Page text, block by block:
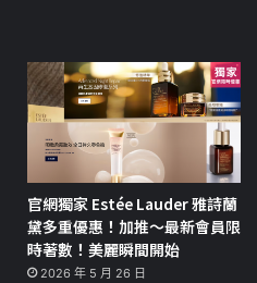
官網獨家 Estée Lauder 雅詩蘭
黛多重優惠！加推～最新會員限
時著數！美麗瞬間開始
2026 年 5 月 26 日